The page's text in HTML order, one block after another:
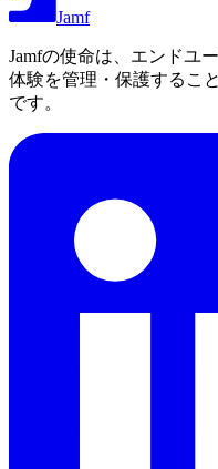
Jamf
Jamfの使命は、エンドユ
体験を管理・保護するこ
です。